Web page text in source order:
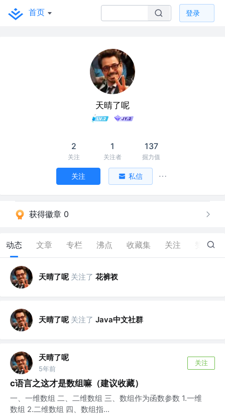
首页 登录
天晴了呢
2
关注
1
关注者
137
掘力值
关注 私信
获得徽章 0
动态 文章 专栏 沸点 收藏集 关注 0
天晴了呢 关注了 花裤衩
天晴了呢 关注了 Java中文社群
天晴了呢
5年前
关注
c语言之这才是数组嘛（建议收藏）
一、一维数组 二、二维数组 三、数组作为函数参数 1.一维
数组 2.二维数组 四、数组指...